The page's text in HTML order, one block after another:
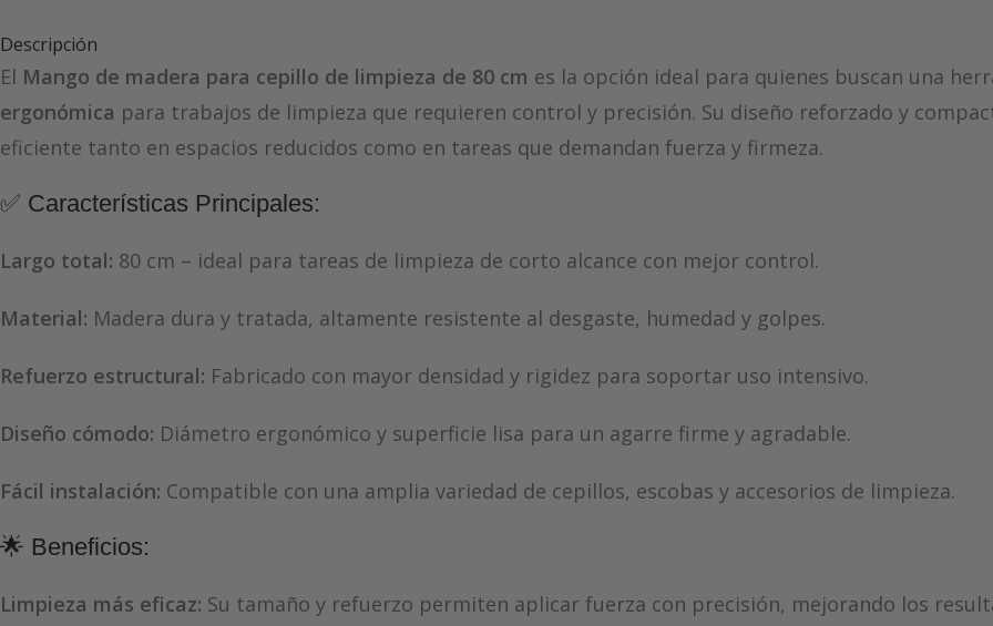
Descripción
El Mango de madera para cepillo de limpieza de 80 cm es la opción ideal para quienes buscan una
ergonómica para trabajos de limpieza que requieren control y precisión. Su diseño reforzado y
eficiente tanto en espacios reducidos como en tareas que demandan fuerza y firmeza.
✅ Características Principales:
Largo total: 80 cm – ideal para tareas de limpieza de corto alcance con mejor control.
Material: Madera dura y tratada, altamente resistente al desgaste, humedad y golpes.
Refuerzo estructural: Fabricado con mayor densidad y rigidez para soportar uso intensivo.
Diseño cómodo: Diámetro ergonómico y superficie lisa para un agarre firme y agradable.
Fácil instalación: Compatible con una amplia variedad de cepillos, escobas y accesorios de limpieza.
🌟 Beneficios:
Limpieza más eficaz: Su tamaño y refuerzo permiten aplicar fuerza con precisión, mejorando los